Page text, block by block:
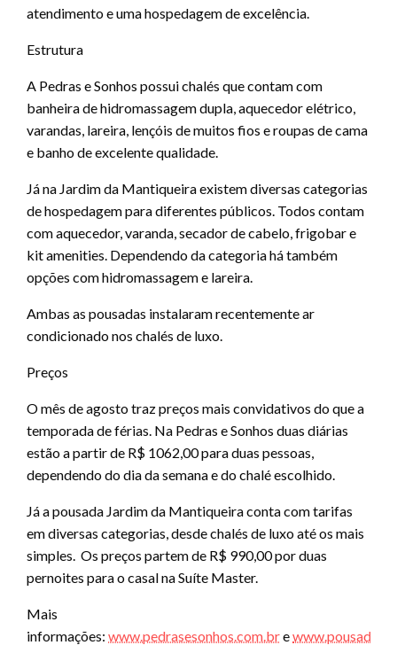
atendimento e uma hospedagem de excelência.
Estrutura
A Pedras e Sonhos possui chalés que contam com
banheira de hidromassagem dupla, aquecedor elétrico,
varandas, lareira, lençóis de muitos fios e roupas de cama
e banho de excelente qualidade.
Já na Jardim da Mantiqueira existem diversas categorias
de hospedagem para diferentes públicos. Todos contam
com aquecedor, varanda, secador de cabelo, frigobar e
kit amenities. Dependendo da categoria há também
opções com hidromassagem e lareira.
Ambas as pousadas instalaram recentemente ar
condicionado nos chalés de luxo.
Preços
O mês de agosto traz preços mais convidativos do que a
temporada de férias. Na Pedras e Sonhos duas diárias
estão a partir de R$ 1062,00 para duas pessoas,
dependendo do dia da semana e do chalé escolhido.
Já a pousada Jardim da Mantiqueira conta com tarifas
em diversas categorias, desde chalés de luxo até os mais
simples. Os preços partem de R$ 990,00 por duas
pernoites para o casal na Suíte Master.
Mais
informações: www.pedrasesonhos.com.bre